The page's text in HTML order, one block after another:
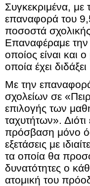
Συγκεκριμένα,
επαναφορά του
ποσοστά
Επαναφέραμε την
οποίος είναι και
οποία έχει
Με την
σχολείων σε
επιλογής των
ταχυτήτων».
πρόσβαση μόνο
εξετάσεις με
τα οποία θα
δυνατότητες ο
ατομική του